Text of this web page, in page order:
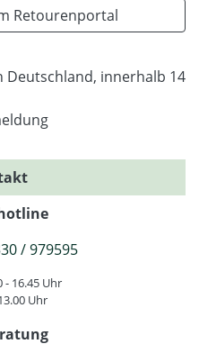
Retourenportal
Deutschland, innerhalb 14
/ 979595
- 16.45 Uhr
Uhr